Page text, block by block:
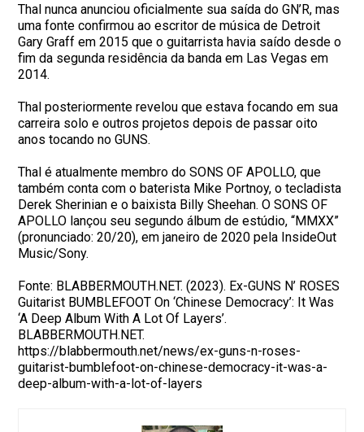
Thal nunca anunciou oficialmente sua saída do GN’R, mas
uma fonte confirmou ao escritor de música de Detroit
Gary Graff em 2015 que o guitarrista havia saído desde o
fim da segunda residência da banda em Las Vegas em
2014.
Thal posteriormente revelou que estava focando em sua
carreira solo e outros projetos depois de passar oito
anos tocando no GUNS.
Thal é atualmente membro do SONS OF APOLLO, que
também conta com o baterista Mike Portnoy, o tecladista
Derek Sherinian e o baixista Billy Sheehan. O SONS OF
APOLLO lançou seu segundo álbum de estúdio, “MMXX”
(pronunciado: 20/20), em janeiro de 2020 pela InsideOut
Music/Sony.
Fonte: BLABBERMOUTH.NET. (2023). Ex-GUNS N’ ROSES
Guitarist BUMBLEFOOT On ‘Chinese Democracy’: It Was
‘A Deep Album With A Lot Of Layers’.
BLABBERMOUTH.NET.
https://blabbermouth.net/news/ex-guns-n-roses-
guitarist-bumblefoot-on-chinese-democracy-it-was-a-
deep-album-with-a-lot-of-layers